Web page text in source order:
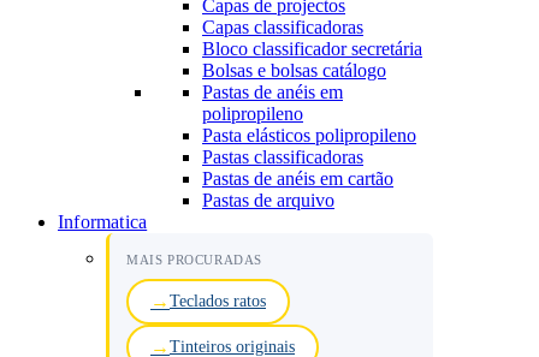
Capas de projectos
Capas classificadoras
Bloco classificador secretária
Bolsas e bolsas catálogo
Pastas de anéis em
polipropileno
Pasta elásticos polipropileno
Pastas classificadoras
Pastas de anéis em cartão
Pastas de arquivo
Informatica
MAIS PROCURADAS
Teclados ratos
Tinteiros originais